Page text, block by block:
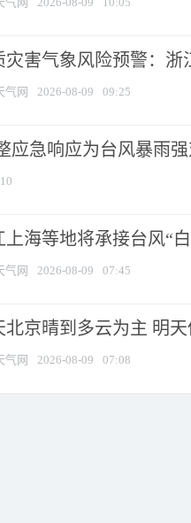
灾害气象风险预警：浙
气网 2026-08-09 09:25
应急响应为台风暴雨
上海等地将承接台风“
气网 2026-08-09 07:45
北京晴到多云为主 明
气网 2026-08-09 07:08